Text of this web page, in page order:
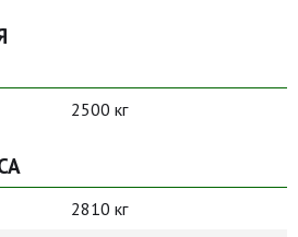
2500 кг
2810 кг